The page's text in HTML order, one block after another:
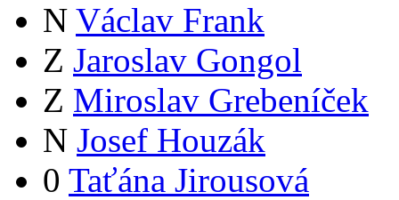
N Václav Frank
Z Jaroslav Gongol
Z Miroslav Grebeníček
N Josef Houzák
0 Taťána Jirousová